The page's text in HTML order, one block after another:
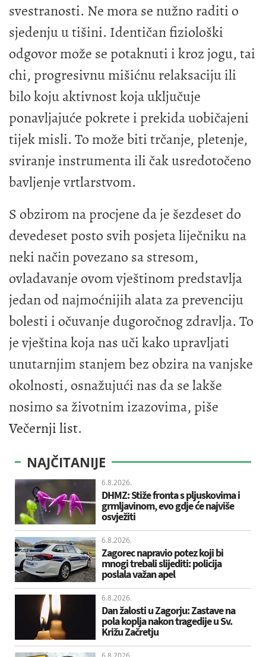
svestranosti. Ne mora se nužno raditi o
sjedenju u tišini. Identičan fiziološki
odgovor može se potaknuti i kroz jogu, tai
chi, progresivnu mišićnu relaksaciju ili
bilo koju aktivnost koja uključuje
ponavljajuće pokrete i prekida uobičajeni
tijek misli. To može biti trčanje, pletenje,
sviranje instrumenta ili čak usredotočeno
bavljenje vrtlarstvom.
S obzirom na procjene da je šezdeset do
devedeset posto svih posjeta liječniku na
neki način povezano sa stresom,
ovladavanje ovom vještinom predstavlja
jedan od najmoćnijih alata za prevenciju
bolesti i očuvanje dugoročnog zdravlja. To
je vještina koja nas uči kako upravljati
unutarnjim stanjem bez obzira na vanjske
okolnosti, osnažujući nas da se lakše
nosimo sa životnim izazovima, piše
Večernji list.
NAJČITANIJE
6.8.2026.
DHMZ: Stiže fronta s pljuskovima i
grmljavinom, evo gdje će najviše
osvježiti
6.8.2026.
Zagorec napravio potez koji bi
mnogi trebali slijediti: policija
poslala važan apel
6.8.2026.
Dan žalosti u Zagorju: Zastave na
pola koplja nakon tragedije u Sv.
Križu Začretju